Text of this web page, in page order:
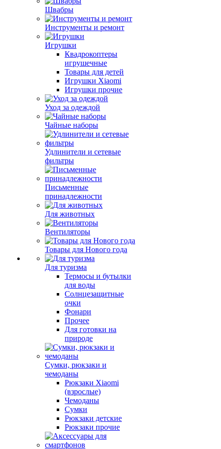
Швабры
Инструменты и ремонт
Игрушки
Квадрокоптеры
игрушечные
Товары для детей
Игрушки Xiaomi
Игрушки прочие
Уход за одеждой
Чайные наборы
Удлинители и сетевые
фильтры
Письменные
принадлежности
Для животных
Вентиляторы
Товары для Нового года
Для туризма
Термосы и бутылки
для воды
Солнцезащитные
очки
Фонари
Прочее
Для готовки на
природе
Сумки, рюкзаки и
чемоданы
Рюкзаки Xiaomi
(взрослые)
Чемоданы
Сумки
Рюкзаки детские
Рюкзаки прочие